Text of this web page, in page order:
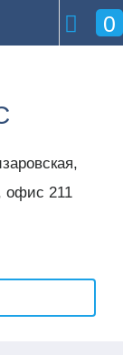
офис 211
0